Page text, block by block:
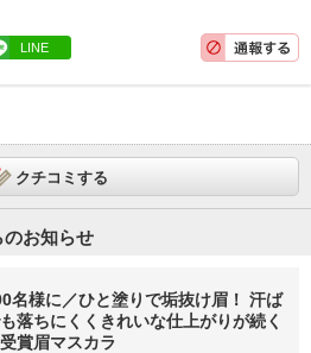
LINE
クチコミする
お知らせ
名様に／ひと塗りで垢抜け眉！ 汗ば
落ちにくくきれいな仕上がりが続く
賞眉マスカラ